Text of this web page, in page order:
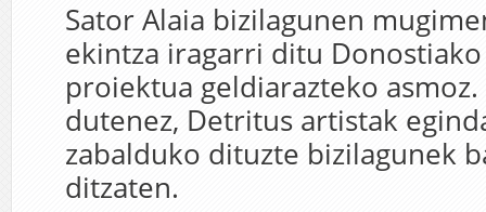
Sator Alaia bizilagunen
ekintza iragarri ditu
proiektua geldiarazteko
dutenez, Detritus artistak
zabalduko dituzte bizilagunek
ditzaten.